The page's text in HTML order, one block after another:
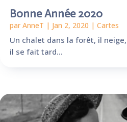
Bonne Année 2020
parAnneT | Jan 2, 2020 | Cartes
Un chalet dans la forêt, il
il se fait tard…